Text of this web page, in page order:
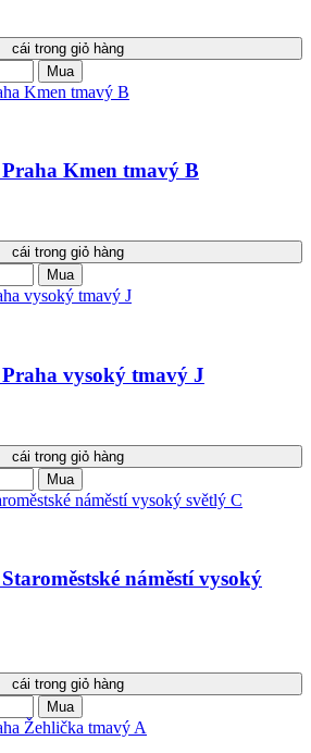
cái trong giỏ hàng
Mua
Kmen tmavý B
cái trong giỏ hàng
Mua
vysoký tmavý J
cái trong giỏ hàng
Mua
náměstí vysoký
cái trong giỏ hàng
Mua